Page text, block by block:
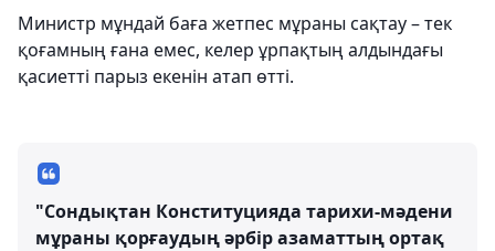
Министр мұндай баға жетпес мұраны сақтау – тек
қоғамның ғана емес, келер ұрпақтың алдындағы
қасиетті парыз екенін атап өтті.
"Сондықтан Конституцияда тарихи-мәдени
мұраны қорғаудың әрбір азаматтың ортақ